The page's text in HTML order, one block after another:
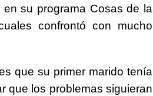
su programa Cosas de la
confrontó con mucho
que su primer marido tenía
que los problemas siguieran